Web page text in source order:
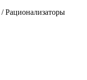
/Рационализаторы